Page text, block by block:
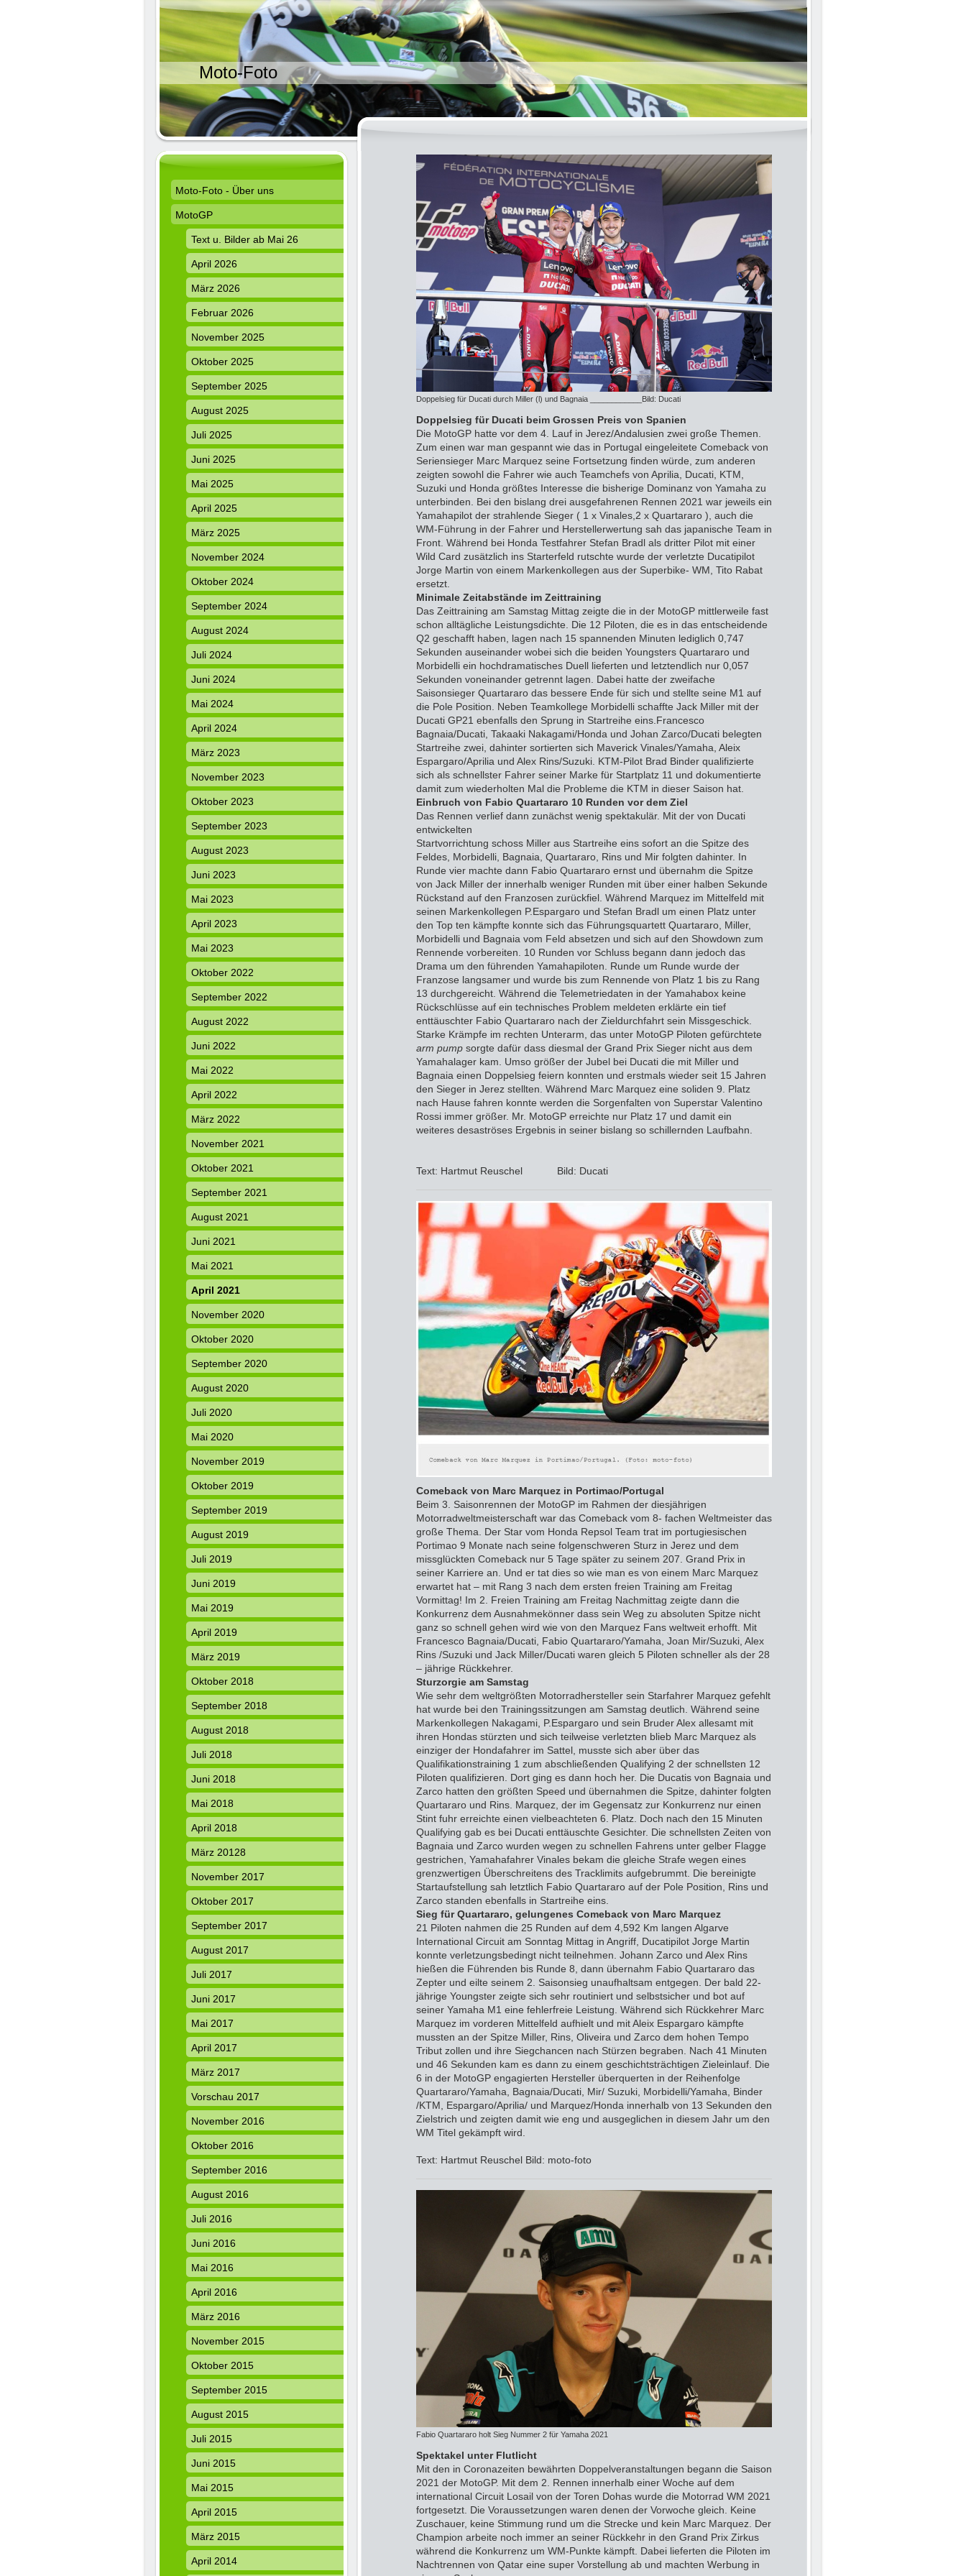
Moto-Foto
Doppelsieg für Ducati durch Miller (l) und Bagnaia ____________Bild: Ducati
Doppelsieg für Ducati beim Grossen Preis von Spanien
Die MotoGP hatte vor dem 4. Lauf in Jerez/Andalusien zwei große Themen.
Zum einen war man gespannt wie das in Portugal eingeleitete Comeback von
Seriensieger Marc Marquez seine Fortsetzung finden würde, zum anderen
zeigten sowohl die Fahrer wie auch Teamchefs von Aprilia, Ducati, KTM,
Suzuki und Honda größtes Interesse die bisherige Dominanz von Yamaha zu
unterbinden. Bei den bislang drei ausgefahrenen Rennen 2021 war jeweils ein
Yamahapilot der strahlende Sieger ( 1 x Vinales,2 x Quartararo ), auch die
WM-Führung in der Fahrer und Herstellerwertung sah das japanische Team in
Front. Während bei Honda Testfahrer Stefan Bradl als dritter Pilot mit einer
Wild Card zusätzlich ins Starterfeld rutschte wurde der verletzte Ducatipilot
Jorge Martin von einem Markenkollegen aus der Superbike- WM, Tito Rabat
ersetzt.
Minimale Zeitabstände im Zeittraining
Das Zeittraining am Samstag Mittag zeigte die in der MotoGP mittlerweile fast
schon alltägliche Leistungsdichte. Die 12 Piloten, die es in das entscheidende
Q2 geschafft haben, lagen nach 15 spannenden Minuten lediglich 0,747
Sekunden auseinander wobei sich die beiden Youngsters Quartararo und
Morbidelli ein hochdramatisches Duell lieferten und letztendlich nur 0,057
Sekunden voneinander getrennt lagen. Dabei hatte der zweifache
Saisonsieger Quartararo das bessere Ende für sich und stellte seine M1 auf
die Pole Position. Neben Teamkollege Morbidelli schaffte Jack Miller mit der
Ducati GP21 ebenfalls den Sprung in Startreihe eins.Francesco
Bagnaia/Ducati, Takaaki Nakagami/Honda und Johan Zarco/Ducati belegten
Startreihe zwei, dahinter sortierten sich Maverick Vinales/Yamaha, Aleix
Espargaro/Aprilia und Alex Rins/Suzuki. KTM-Pilot Brad Binder qualifizierte
sich als schnellster Fahrer seiner Marke für Startplatz 11 und dokumentierte
damit zum wiederholten Mal die Probleme die KTM in dieser Saison hat.
Einbruch von Fabio Quartararo 10 Runden vor dem Ziel
Das Rennen verlief dann zunächst wenig spektakulär. Mit der von Ducati
entwickelten
Startvorrichtung schoss Miller aus Startreihe eins sofort an die Spitze des
Feldes, Morbidelli, Bagnaia, Quartararo, Rins und Mir folgten dahinter. In
Runde vier machte dann Fabio Quartararo ernst und übernahm die Spitze
von Jack Miller der innerhalb weniger Runden mit über einer halben Sekunde
Rückstand auf den Franzosen zurückfiel. Während Marquez im Mittelfeld mit
seinen Markenkollegen P.Espargaro und Stefan Bradl um einen Platz unter
den Top ten kämpfte konnte sich das Führungsquartett Quartararo, Miller,
Morbidelli und Bagnaia vom Feld absetzen und sich auf den Showdown zum
Rennende vorbereiten. 10 Runden vor Schluss begann dann jedoch das
Drama um den führenden Yamahapiloten. Runde um Runde wurde der
Franzose langsamer und wurde bis zum Rennende von Platz 1 bis zu Rang
13 durchgereicht. Während die Telemetriedaten in der Yamahabox keine
Rückschlüsse auf ein technisches Problem meldeten erklärte ein tief
enttäuschter Fabio Quartararo nach der Zieldurchfahrt sein Missgeschick.
Starke Krämpfe im rechten Unterarm, das unter MotoGP Piloten gefürchtete
arm pump sorgte dafür dass diesmal der Grand Prix Sieger nicht aus dem
Yamahalager kam. Umso größer der Jubel bei Ducati die mit Miller und
Bagnaia einen Doppelsieg feiern konnten und erstmals wieder seit 15 Jahren
den Sieger in Jerez stellten. Während Marc Marquez eine soliden 9. Platz
nach Hause fahren konnte werden die Sorgenfalten von Superstar Valentino
Rossi immer größer. Mr. MotoGP erreichte nur Platz 17 und damit ein
weiteres desaströses Ergebnis in seiner bislang so schillernden Laufbahn.
Text: Hartmut Reuschel Bild: Ducati
Comeback von Marc Marquez in Portimao/Portugal
Beim 3. Saisonrennen der MotoGP im Rahmen der diesjährigen
Motorradweltmeisterschaft war das Comeback vom 8- fachen Weltmeister das
große Thema. Der Star vom Honda Repsol Team trat im portugiesischen
Portimao 9 Monate nach seine folgenschweren Sturz in Jerez und dem
missglückten Comeback nur 5 Tage später zu seinem 207. Grand Prix in
seiner Karriere an. Und er tat dies so wie man es von einem Marc Marquez
erwartet hat – mit Rang 3 nach dem ersten freien Training am Freitag
Vormittag! Im 2. Freien Training am Freitag Nachmittag zeigte dann die
Konkurrenz dem Ausnahmekönner dass sein Weg zu absoluten Spitze nicht
ganz so schnell gehen wird wie von den Marquez Fans weltweit erhofft. Mit
Francesco Bagnaia/Ducati, Fabio Quartararo/Yamaha, Joan Mir/Suzuki, Alex
Rins /Suzuki und Jack Miller/Ducati waren gleich 5 Piloten schneller als der 28
– jährige Rückkehrer.
Sturzorgie am Samstag
Wie sehr dem weltgrößten Motorradhersteller sein Starfahrer Marquez gefehlt
hat wurde bei den Trainingssitzungen am Samstag deutlich. Während seine
Markenkollegen Nakagami, P.Espargaro und sein Bruder Alex allesamt mit
ihren Hondas stürzten und sich teilweise verletzten blieb Marc Marquez als
einziger der Hondafahrer im Sattel, musste sich aber über das
Qualifikationstraining 1 zum abschließenden Qualifying 2 der schnellsten 12
Piloten qualifizieren. Dort ging es dann hoch her. Die Ducatis von Bagnaia und
Zarco hatten den größten Speed und übernahmen die Spitze, dahinter folgten
Quartararo und Rins. Marquez, der im Gegensatz zur Konkurrenz nur einen
Stint fuhr erreichte einen vielbeachteten 6. Platz. Doch nach den 15 Minuten
Qualifying gab es bei Ducati enttäuschte Gesichter. Die schnellsten Zeiten von
Bagnaia und Zarco wurden wegen zu schnellen Fahrens unter gelber Flagge
gestrichen, Yamahafahrer Vinales bekam die gleiche Strafe wegen eines
grenzwertigen Überschreitens des Tracklimits aufgebrummt. Die bereinigte
Startaufstellung sah letztlich Fabio Quartararo auf der Pole Position, Rins und
Zarco standen ebenfalls in Startreihe eins.
Sieg für Quartararo, gelungenes Comeback von Marc Marquez
21 Piloten nahmen die 25 Runden auf dem 4,592 Km langen Algarve
International Circuit am Sonntag Mittag in Angriff, Ducatipilot Jorge Martin
konnte verletzungsbedingt nicht teilnehmen. Johann Zarco und Alex Rins
hießen die Führenden bis Runde 8, dann übernahm Fabio Quartararo das
Zepter und eilte seinem 2. Saisonsieg unaufhaltsam entgegen. Der bald 22-
jährige Youngster zeigte sich sehr routiniert und selbstsicher und bot auf
seiner Yamaha M1 eine fehlerfreie Leistung. Während sich Rückkehrer Marc
Marquez im vorderen Mittelfeld aufhielt und mit Aleix Espargaro kämpfte
mussten an der Spitze Miller, Rins, Oliveira und Zarco dem hohen Tempo
Tribut zollen und ihre Siegchancen nach Stürzen begraben. Nach 41 Minuten
und 46 Sekunden kam es dann zu einem geschichtsträchtigen Zieleinlauf. Die
6 in der MotoGP engagierten Hersteller überquerten in der Reihenfolge
Quartararo/Yamaha, Bagnaia/Ducati, Mir/ Suzuki, Morbidelli/Yamaha, Binder
/KTM, Espargaro/Aprilia/ und Marquez/Honda innerhalb von 13 Sekunden den
Zielstrich und zeigten damit wie eng und ausgeglichen in diesem Jahr um den
WM Titel gekämpft wird.
Text: Hartmut Reuschel Bild: moto-foto
Fabio Quartararo holt Sieg Nummer 2 für Yamaha 2021
Spektakel unter Flutlicht
Mit den in Coronazeiten bewährten Doppelveranstaltungen begann die Saison
2021 der MotoGP. Mit dem 2. Rennen innerhalb einer Woche auf dem
international Circuit Losail von der Toren Dohas wurde die Motorrad WM 2021
fortgesetzt. Die Voraussetzungen waren denen der Vorwoche gleich. Keine
Zuschauer, keine Stimmung rund um die Strecke und kein Marc Marquez. Der
Champion arbeite noch immer an seiner Rückkehr in den Grand Prix Zirkus
während die Konkurrenz um WM-Punkte kämpft. Dabei lieferten die Piloten im
Nachtrennen von Qatar eine super Vorstellung ab und machten Werbung in
Moto-Foto - Über uns
MotoGP
Text u. Bilder ab Mai 26
April 2026
März 2026
Februar 2026
November 2025
Oktober 2025
September 2025
August 2025
Juli 2025
Juni 2025
Mai 2025
April 2025
März 2025
November 2024
Oktober 2024
September 2024
August 2024
Juli 2024
Juni 2024
Mai 2024
April 2024
März 2023
November 2023
Oktober 2023
September 2023
August 2023
Juni 2023
Mai 2023
April 2023
Mai 2023
Oktober 2022
September 2022
August 2022
Juni 2022
Mai 2022
April 2022
März 2022
November 2021
Oktober 2021
September 2021
August 2021
Juni 2021
Mai 2021
April 2021
November 2020
Oktober 2020
September 2020
August 2020
Juli 2020
Mai 2020
November 2019
Oktober 2019
September 2019
August 2019
Juli 2019
Juni 2019
Mai 2019
April 2019
März 2019
Oktober 2018
September 2018
August 2018
Juli 2018
Juni 2018
Mai 2018
April 2018
März 20128
November 2017
Oktober 2017
September 2017
August 2017
Juli 2017
Juni 2017
Mai 2017
April 2017
März 2017
Vorschau 2017
November 2016
Oktober 2016
September 2016
August 2016
Juli 2016
Juni 2016
Mai 2016
April 2016
März 2016
November 2015
Oktober 2015
September 2015
August 2015
Juli 2015
Juni 2015
Mai 2015
April 2015
März 2015
April 2014